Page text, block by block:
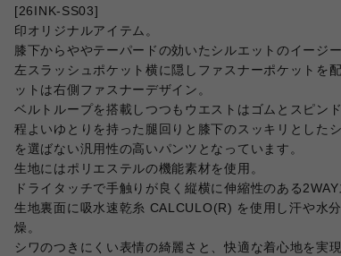
[26INK-SS03]
印オリジナルアイテム。
膝下からややテーパードの効いたシルエットのイージー
左スラッシュポケット横に隠しファスナーポケットを
ットは右側ファスナーデザイン。
ベルトループを搭載しつつもウエストはゴムとスピン
程よいゆとりを持った腿回りと膝下のスッキリとした
を選ばない汎用性の高いパンツとなっています。
生地にはポリエステルの機能素材を使用。
ドライタッチで手触りが良く縦横に伸縮性のある2WAY
生地裏面に吸水速乾糸 CALCULO(R) を使用し汗や水
燥。
シワのつきにくい表情の綺麗さと、快適な着心地を実